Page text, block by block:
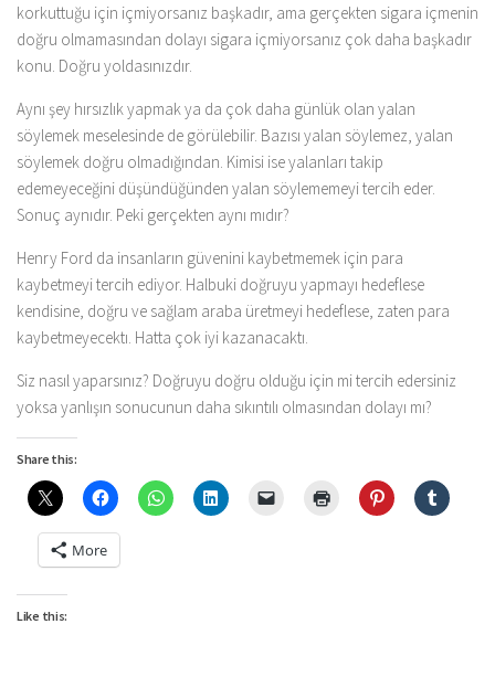
korkuttuğu için içmiyorsanız başkadır, ama gerçekten sigara içmenin
doğru olmamasından dolayı sigara içmiyorsanız çok daha başkadır
konu. Doğru yoldasınızdır.
Aynı şey hırsızlık yapmak ya da çok daha günlük olan yalan
söylemek meselesinde de görülebilir. Bazısı yalan söylemez, yalan
söylemek doğru olmadığından. Kimisi ise yalanları takip
edemeyeceğini düşündüğünden yalan söylememeyi tercih eder.
Sonuç aynıdır. Peki gerçekten aynı mıdır?
Henry Ford da insanların güvenini kaybetmemek için para
kaybetmeyi tercih ediyor. Halbuki doğruyu yapmayı hedeflese
kendisine, doğru ve sağlam araba üretmeyi hedeflese, zaten para
kaybetmeyecektı. Hatta çok iyi kazanacaktı.
Siz nasıl yaparsınız? Doğruyu doğru olduğu için mi tercih edersiniz
yoksa yanlışın sonucunun daha sıkıntılı olmasından dolayı mı?
Share this:
More
Like this: